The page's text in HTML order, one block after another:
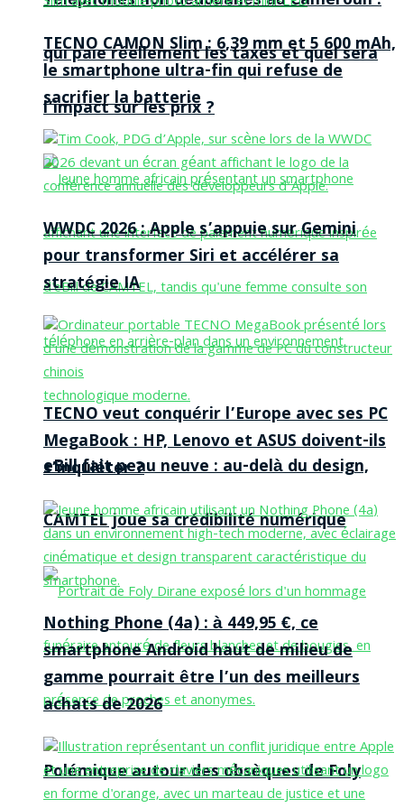
qui paie réellement les taxes et quel sera
l’impact sur les prix ?
eBill fait peau neuve : au-delà du design,
CAMTEL joue sa crédibilité numérique
Polémique autour des obsèques de Foly
TECNO CAMON Slim : 6,39 mm et 5 600 mAh,
le smartphone ultra-fin qui refuse de
sacrifier la batterie
WWDC 2026 : Apple s’appuie sur Gemini
pour transformer Siri et accélérer sa
stratégie IA
TECNO veut conquérir l’Europe avec ses PC
MegaBook : HP, Lenovo et ASUS doivent-ils
s’inquiéter ?
Nothing Phone (4a) : à 449,95 €, ce
smartphone Android haut de milieu de
gamme pourrait être l’un des meilleurs
achats de 2026